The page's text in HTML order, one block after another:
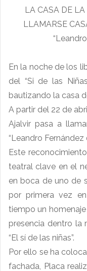
LA CASA DE
LLAMARSE
En la noche de los
del “Si de las
bautizando la casa
A partir del 22 de
Ajalvir pasa a
“Leandro Fernández
Este
teatral clave en el
en boca de uno de
por primera vez
tiempo un homenaje
presencia dentro la
“El sí de las niñas”.
Por ello se ha
fachada, Placa